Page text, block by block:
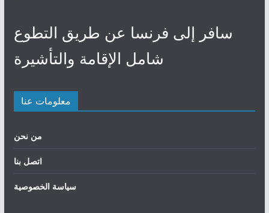
سافر إلى فرنسا عن طريق التطوع
شامل الإقامة والتأشيرة
معلومات عنا
من نحن
اتصل بنا
سياسة الخصوصية